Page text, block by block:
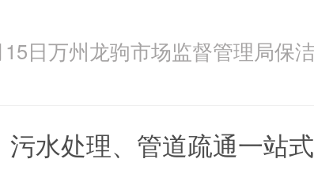
污水处理、管道疏通一站式